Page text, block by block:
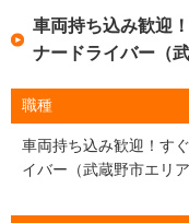
車両持ち込み歓迎
ナードライバー（
職種
車両持ち込み歓迎！す
イバー（武蔵野市エリ